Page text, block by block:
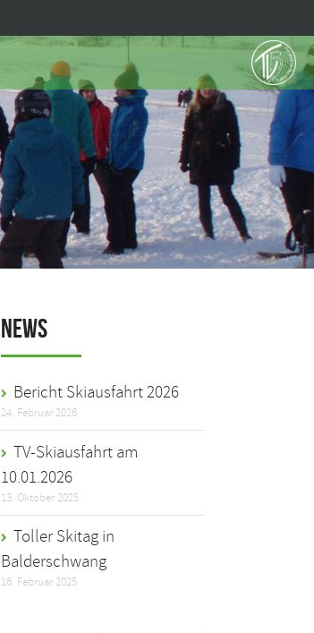
News
Bericht Skiausfahrt 2026
24. Februar 2026
TV-Skiausfahrt am
10.01.2026
13. Oktober 2025
Toller Skitag in
Balderschwang
16. Februar 2025